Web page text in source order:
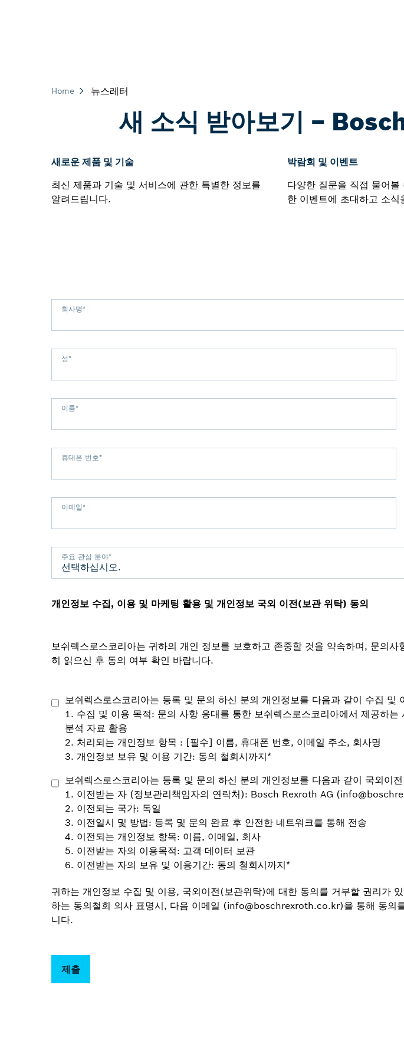
Home 뉴스레터
새 소식 받아보기 –
새로운 제품 및 기술
최신 제품과 기술 및 서비스에 관한 특별한 정보를
알려드립니다.
박람회 및 이벤트
다양한 질문을 직접 물어볼
한 이벤트에 초대하고 소식
회사명*
성*
이름*
휴대폰 번호*
이메일*
주요 관심 분야*
개인정보 수집, 이용 및 마케팅 활용 및 개인정보 국외 이전(보관 위탁) 동의
보쉬렉스로스코리아는 귀하의 개인 정보를 보호하고 존중할 것을 약속하며, 문의
히 읽으신 후 동의 여부 확인 바랍니다.
보쉬렉스로스코리아는 등록 및 문의 하신 분의 개인정보를 다음과 같이 수집 및
1. 수집 및 이용 목적: 문의 사항 응대를 통한 보쉬렉스로스코리아에서 제공하
분석 자료 활용
2. 처리되는 개인정보 항목 : [필수] 이름, 휴대폰 번호, 이메일 주소, 회사명
3. 개인정보 보유 및 이용 기간: 동의 철회시까지*
보쉬렉스로스코리아는 등록 및 문의 하신 분의 개인정보를 다음과 같이 국외이
1. 이전받는 자 (정보관리책임자의 연락처): Bosch Rexroth AG
2. 이전되는 국가: 독일
3. 이전일시 및 방법: 등록 및 문의 완료 후 안전한 네트워크를 통해 전송
4. 이전되는 개인정보 항목: 이름, 이메일, 회사
5. 이전받는 자의 이용목적: 고객 데이터 보관
6. 이전받는 자의 보유 및 이용기간: 동의 철회시까지*
귀하는 개인정보 수집 및 이용, 국외이전(보관위탁)에 대한 동의를 거부할 권리가
하는 동의철회 의사 표명시, 다음 이메일 (info@boschrexroth.co.kr)을 통해 동의
니다.